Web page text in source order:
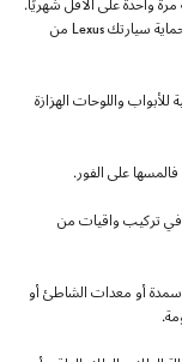
في ظل ظروف معينة ، يجب توخي الحذر الشديد لحماية سيارتك Lexus من
واللوحات الهزازة
على الفور.
في تركيب واقيات من
أو معدات الشاطئ أو